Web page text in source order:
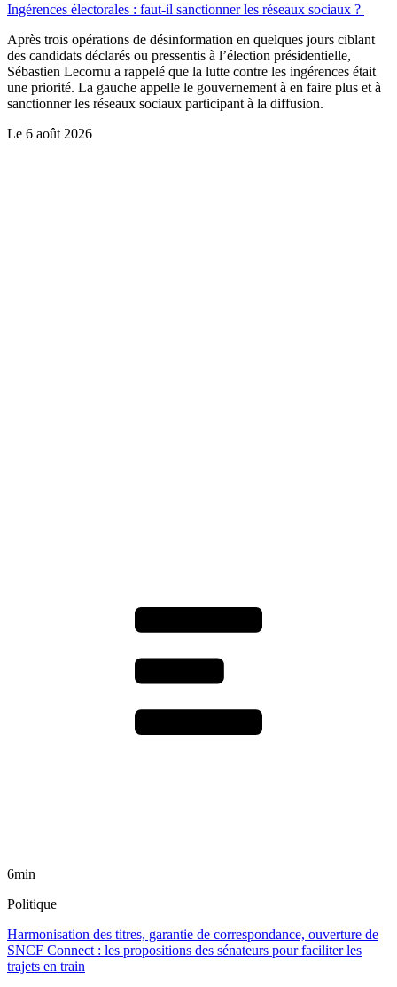
Ingérences électorales : faut-il sanctionner les réseaux sociaux ?
Après trois opérations de désinformation en quelques jours ciblant
des candidats déclarés ou pressentis à l’élection présidentielle,
Sébastien Lecornu a rappelé que la lutte contre les ingérences était
une priorité. La gauche appelle le gouvernement à en faire plus et à
sanctionner les réseaux sociaux participant à la diffusion.
Le 6 août 2026
6min
Politique
Harmonisation des titres, garantie de correspondance, ouverture de
SNCF Connect : les propositions des sénateurs pour faciliter les
trajets en train